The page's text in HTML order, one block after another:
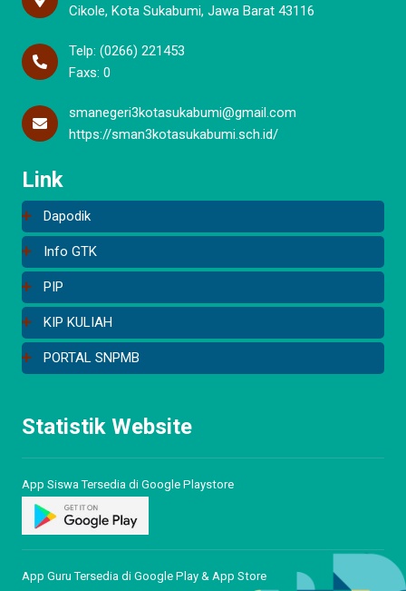
Cikole, Kota Sukabumi, Jawa Barat 43116
Telp: (0266) 221453
Faxs: 0
smanegeri3kotasukabumi@gmail.com
https://sman3kotasukabumi.sch.id/
Link
Dapodik
Info GTK
PIP
KIP KULIAH
PORTAL SNPMB
Statistik Website
App Siswa Tersedia di Google Playstore
App Guru Tersedia di Google Play & App Store